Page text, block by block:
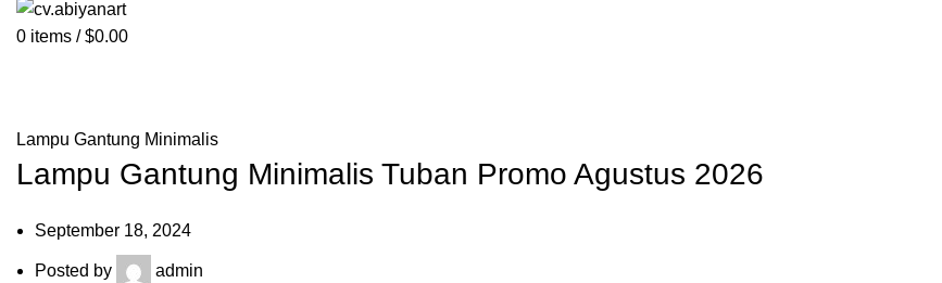
0 items / $0.00
Lampu Gantung Minimalis
Lampu Gantung Minimalis Tuban Promo Agustus 2026
September 18, 2024
Posted by admin